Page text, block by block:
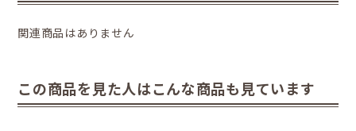
関連商品はありません
この商品を見た人はこんな商品も見ています